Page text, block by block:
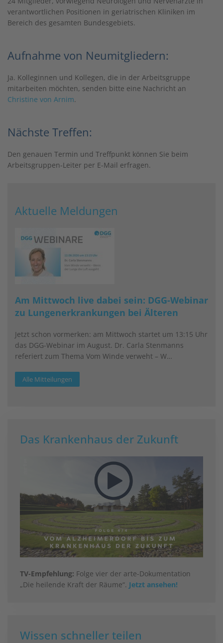
verantwortlichen Positionen in geriatrischen Kliniken im
Bereich des gesamten Bundesgebiets.
Aufnahme von Neumitgliedern:
Ja. Kolleginnen und Kollegen, die in der Arbeitsgruppe
mitarbeiten möchten, senden bitte eine Nachricht an
Christine von Arnim.
Nächste Treffen:
Den genauen Termin und Treffpunkt können Sie beim
Arbeitsgruppen-Leiter per E-Mail erfragen.
Aktuelle Meldungen
Am Mittwoch live dabei sein: DGG-Webinar
zu Lungenerkrankungen bei Älteren
Jetzt schon vormerken: am Mittwoch startet um 13:15 Uhr
das DGG-Webinar im August. Dr. Carla Stenmanns
referiert zum Thema Vom Winde verweht – W…
Alle Mitteilungen
Das Krankenhaus der Zukunft
TV-Empfehlung: Folge vier der arte-Dokumentation
„Die heilende Kraft der Räume“. Jetzt ansehen!
Wissen schneller teilen